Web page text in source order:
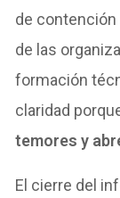
de
de las
formación
claridad
temores y
El cierre del